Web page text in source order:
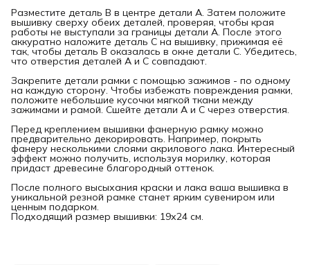
Разместите деталь В в центре детали А. Затем положите
вышивку сверху обеих деталей, проверяя, чтобы края
работы не выступали за границы детали А. После этого
аккуратно наложите деталь С на вышивку, прижимая её
так, чтобы деталь В оказалась в окне детали С. Убедитесь,
что отверстия деталей А и С совпадают.
Закрепите детали рамки с помощью зажимов - по одному
на каждую сторону. Чтобы избежать повреждения рамки,
положите небольшие кусочки мягкой ткани между
зажимами и рамой. Сшейте детали А и С через отверстия.
Перед креплением вышивки фанерную рамку можно
предварительно декорировать. Например, покрыть
фанеру несколькими слоями акрилового лака. Интересный
эффект можно получить, используя морилку, которая
придаст древесине благородный оттенок.
После полного высыхания краски и лака ваша вышивка в
уникальной резной рамке станет ярким сувениром или
ценным подарком.
Подходящий размер вышивки: 19х24 см.